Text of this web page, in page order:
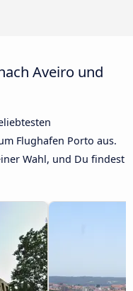
Aveiro und
Flughafen Porto aus.
Wahl, und Du findest